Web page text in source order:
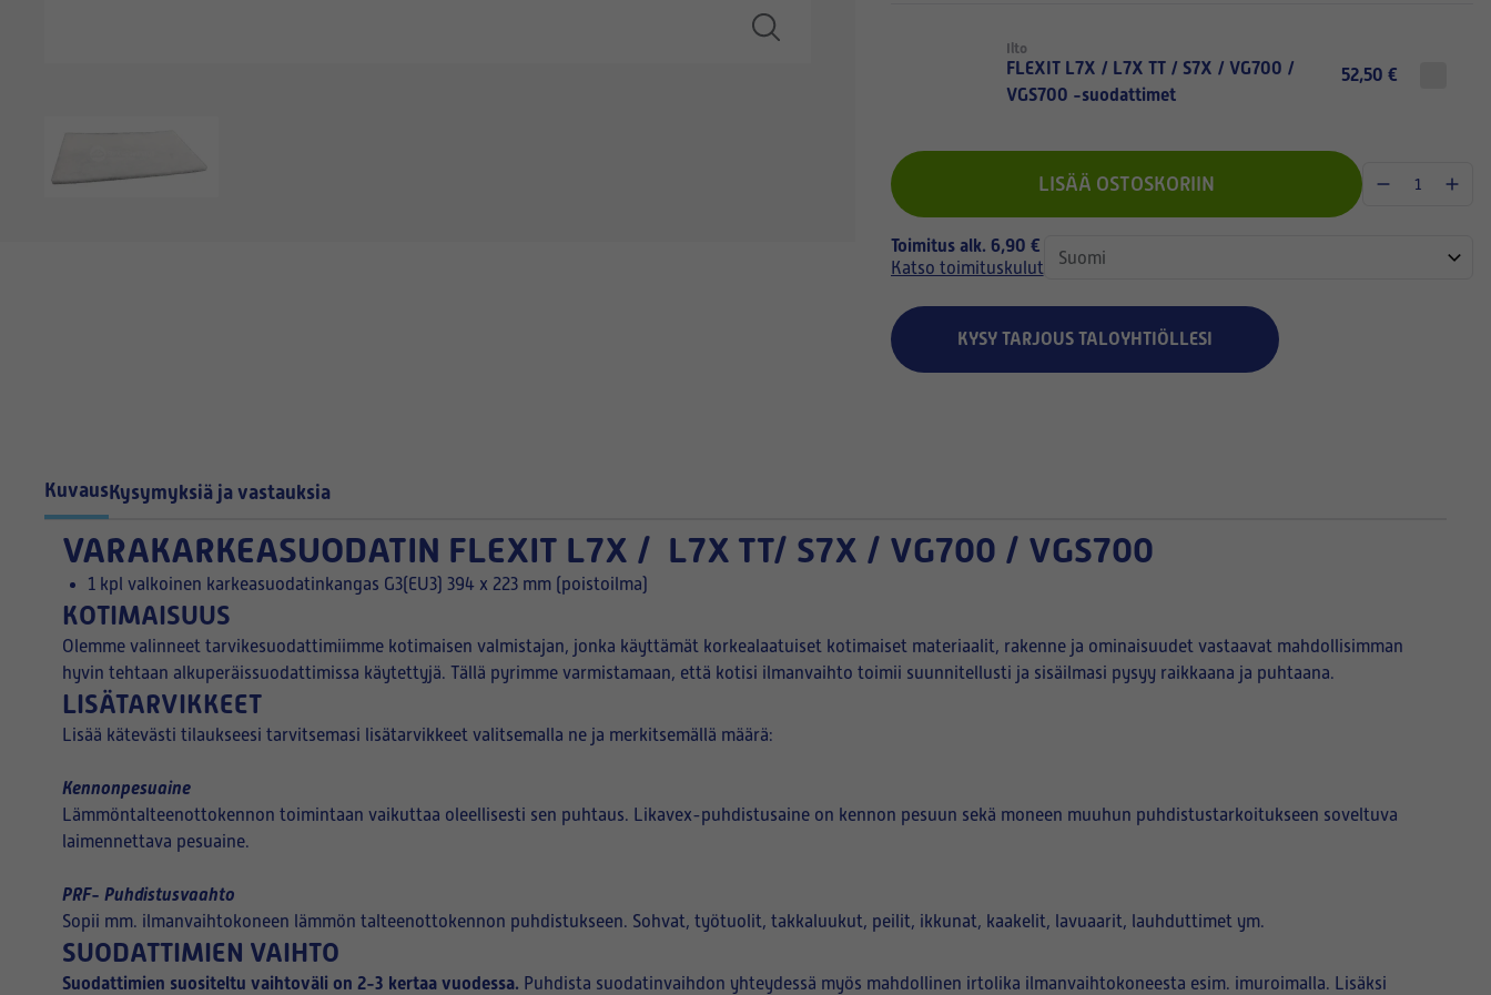
Ilto
FLEXIT L7X / L7X TT / S7X / VG700 /
VGS700 -suodattimet
52,50 €
LISÄÄ OSTOSKORIIN
Toimitus alk. 6,90 €
Katso toimituskulut
KYSY TARJOUS TALOYHTIÖLLESI
KuvausKysymyksiä ja vastauksia
VARAKARKEASUODATIN FLEXIT L7X / L7X TT/ S7X / VG700 / VGS700
1 kpl valkoinen karkeasuodatinkangas G3(EU3) 394 x 223 mm (poistoilma)
KOTIMAISUUS
Olemme valinneet tarvikesuodattimiimme kotimaisen valmistajan, jonka käyttämät korkealaatuiset kotimaiset materiaalit, rakenne ja ominaisuudet vastaavat mahdollisimman
hyvin tehtaan alkuperäissuodattimissa käytettyjä. Tällä pyrimme varmistamaan, että kotisi ilmanvaihto toimii suunnitellusti ja sisäilmasi pysyy raikkaana ja puhtaana.
LISÄTARVIKKEET
Lisää kätevästi tilaukseesi tarvitsemasi lisätarvikkeet valitsemalla ne ja merkitsemällä määrä:
Kennonpesuaine
Lämmöntalteenottokennon toimintaan vaikuttaa oleellisesti sen puhtaus. Likavex-puhdistusaine on kennon pesuun sekä moneen muuhun puhdistustarkoitukseen soveltuva
laimennettava pesuaine.
PRF- Puhdistusvaahto
Sopii mm. ilmanvaihtokoneen lämmön talteenottokennon puhdistukseen. Sohvat, työtuolit, takkaluukut, peilit, ikkunat, kaakelit, lavuaarit, lauhduttimet ym.
SUODATTIMIEN VAIHTO
Suodattimien suositeltu vaihtoväli on 2-3 kertaa vuodessa. Puhdista suodatinvaihdon yhteydessä myös mahdollinen irtolika ilmanvaihtokoneesta esim. imuroimalla. Lisäksi